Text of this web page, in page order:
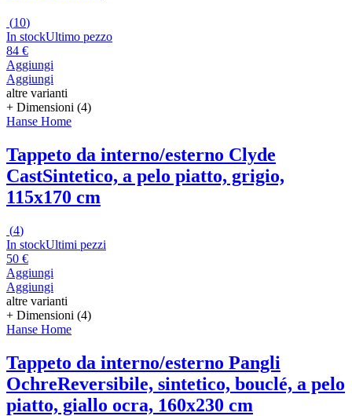
(10)
In stockUltimo pezzo
84 €
Aggiungi
Aggiungi
altre varianti
+ Dimensioni (4)
Hanse Home
Tappeto da interno/esterno Clyde
CastSintetico, a pelo piatto, grigio,
115x170 cm
(4)
In stockUltimi pezzi
50 €
Aggiungi
Aggiungi
altre varianti
+ Dimensioni (4)
Hanse Home
Tappeto da interno/esterno Pangli
OchreReversibile, sintetico, bouclé, a pelo
piatto, giallo ocra, 160x230 cm